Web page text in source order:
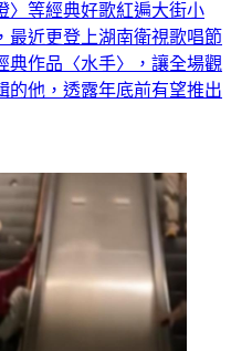
〉等經典好歌紅遍大街小
最近更登上湖南衛視歌唱節
典作品〈水手〉，讓全場觀
的他，透露年底前有望推出